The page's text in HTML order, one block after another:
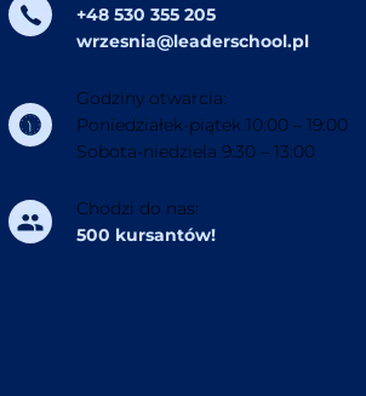
+48 530 355 205
wrzesnia@leaderschool.pl
Godziny otwarcia:
Poniedziałek-piątek 10:00 – 19:00
Sobota-niedziela 9:30 – 13:00
Chodzi do nas:
500 kursantów!